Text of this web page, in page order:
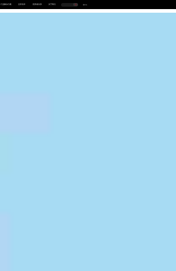
行业解决方案 合作伙伴 投资者关系 关于我们 中EN